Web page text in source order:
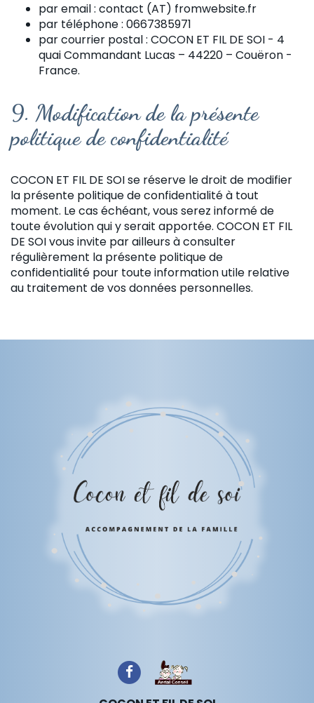
par email : contact (AT) fromwebsite.fr
par téléphone : 0667385971
par courrier postal : COCON ET FIL DE SOI - 4
quai Commandant Lucas – 44220 – Couëron -
France.
9. Modification de la présente
politique de confidentialité
COCON ET FIL DE SOI se réserve le droit de modifier
la présente politique de confidentialité à tout
moment. Le cas échéant, vous serez informé de
toute évolution qui y serait apportée. COCON ET FIL
DE SOI vous invite par ailleurs à consulter
régulièrement la présente politique de
confidentialité pour toute information utile relative
au traitement de vos données personnelles.